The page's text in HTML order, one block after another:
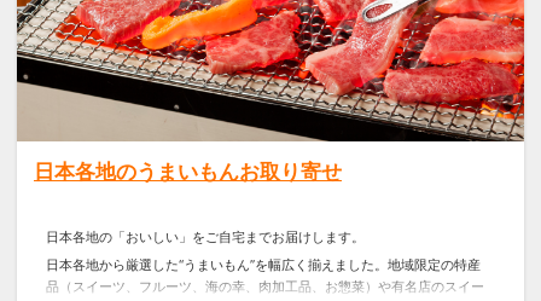
日本各地のうまいもんお取り寄せ
日本各地の「おいしい」をご自宅までお届けします。
日本各地から厳選した“うまいもん”を幅広く揃えました。地域限定の特産
品（スイーツ、フルーツ、海の幸、肉加工品、お惣菜）や有名店のスイー